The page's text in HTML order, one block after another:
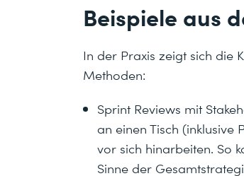
Beispiele aus
In der Praxis zeigt sich die
Methoden:
Sprint Reviews mit
an einen Tisch (inklusive
vor sich hinarbeiten. So
Sinne der